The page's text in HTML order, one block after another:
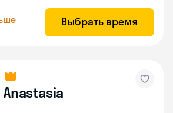
Выбрать время
Anastasia